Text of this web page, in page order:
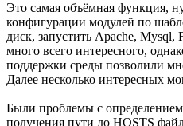
Это самая объёмная функция,
конфигурации модулей по
диск, запустить Apache, Mysql,
много всего интересного,
поддержки среды позволили
Далее несколько интересных
Были проблемы с
получения пути до HOSTS